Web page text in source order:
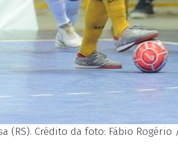
Crédito da foto: Fábio Rogério